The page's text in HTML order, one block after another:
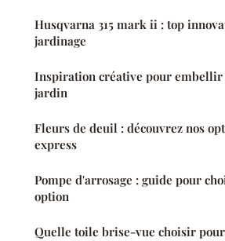
Husqvarna 315 mark ii : top
jardinage
Inspiration créative pour embellir
jardin
Fleurs de deuil : découvrez nos
express
Pompe d'arrosage : guide pour
option
Quelle toile brise-vue choisir